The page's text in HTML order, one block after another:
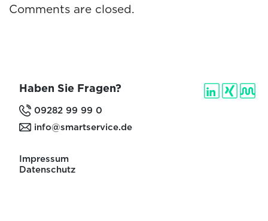
Comments are closed.
Haben Sie Fragen?
09282 99 99 0
info@smartservice.de
Impressum
Datenschutz